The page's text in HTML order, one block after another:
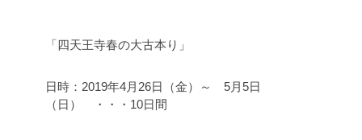
「四天王寺春の大古本り」
日時：2019年4月26日（金）～ 5月5日
（日） ・・・10日間